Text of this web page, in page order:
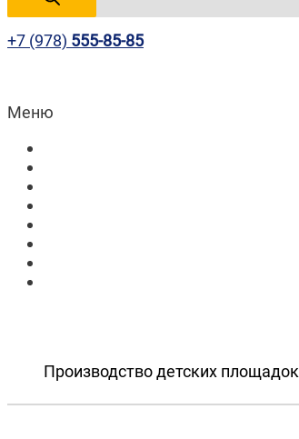
+7 (978) 555-85-85
Меню
Производство детских площадок